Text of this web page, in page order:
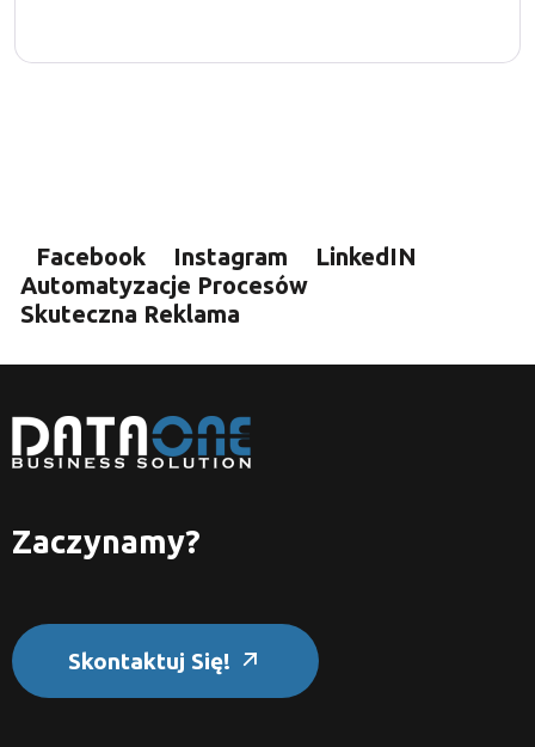
Facebook Instagram
LinkedIN
Automatyzacje Procesów
Skuteczna Reklama
Zaczynamy?
Skontaktuj Się!